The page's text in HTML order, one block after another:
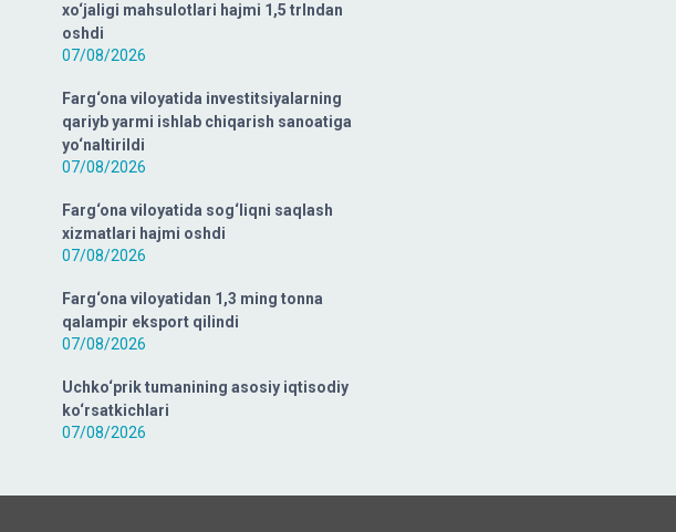
xo‘jaligi mahsulotlari hajmi 1,5 trlndan
oshdi
07/08/2026
Farg‘ona viloyatida investitsiyalarning
qariyb yarmi ishlab chiqarish sanoatiga
yo‘naltirildi
07/08/2026
Farg‘ona viloyatida sog‘liqni saqlash
xizmatlari hajmi oshdi
07/08/2026
Farg‘ona viloyatidan 1,3 ming tonna
qalampir eksport qilindi
07/08/2026
Uchko‘prik tumanining asosiy iqtisodiy
ko‘rsatkichlari
07/08/2026